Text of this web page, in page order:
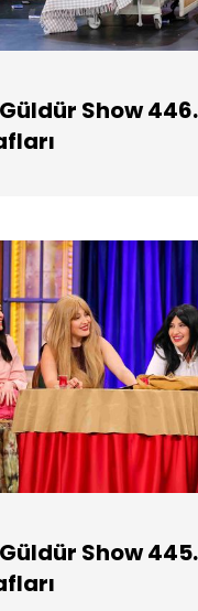
Show
Show